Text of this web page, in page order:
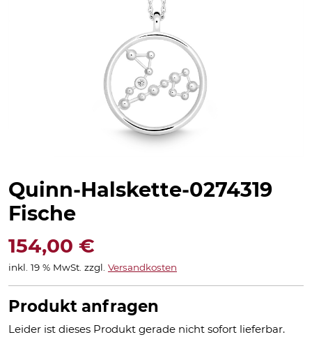
Quinn-Halskette-0274319
Fische
154,00 €
inkl. 19 % MwSt. zzgl. Versandkosten
Produkt anfragen
Leider ist dieses Produkt gerade nicht sofort lieferbar.